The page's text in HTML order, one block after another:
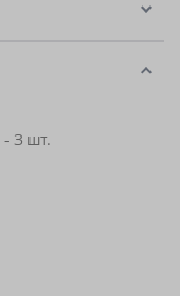
- 3 шт.